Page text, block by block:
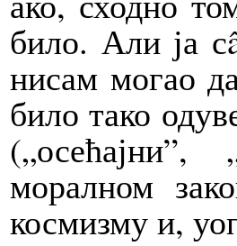
било. Али ја
нисам могао
било тако
моралном
космизму и,